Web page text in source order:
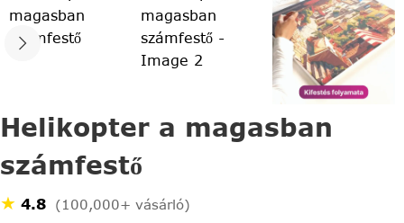
Helikopter a magasban
számfestő
★ 4.8 (100,000+ vásárló)